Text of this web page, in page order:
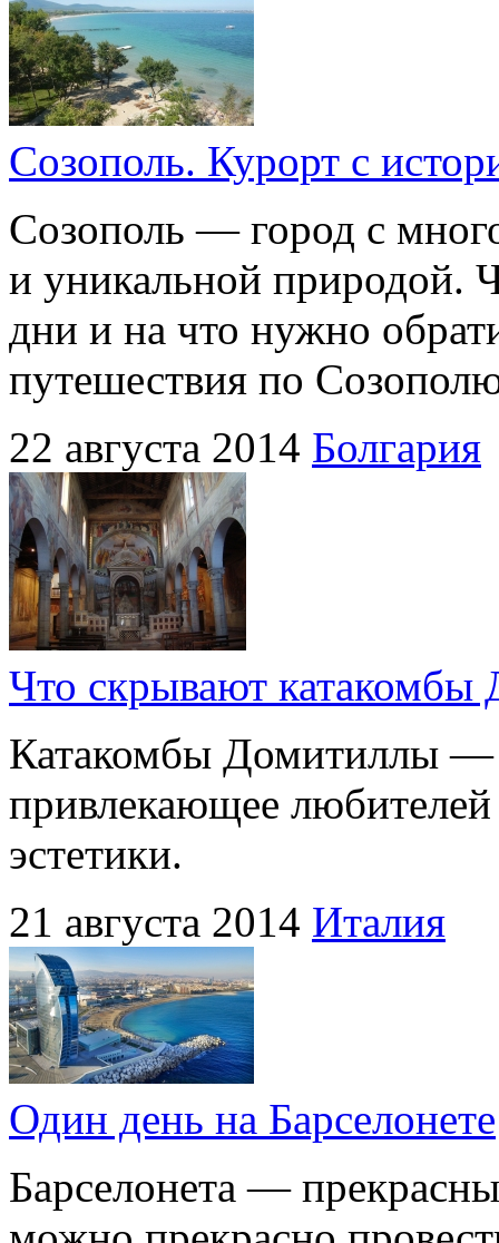
Созополь. Курорт с
Созополь — город с
и уникальной природой.
дни и на что нужно
путешествия по
22 августа 2014 Болгария
Что скрывают катакомбы
Катакомбы Домитиллы —
привлекающее
эстетики.
21 августа 2014 Италия
Один день на Барселонете
Барселонета —